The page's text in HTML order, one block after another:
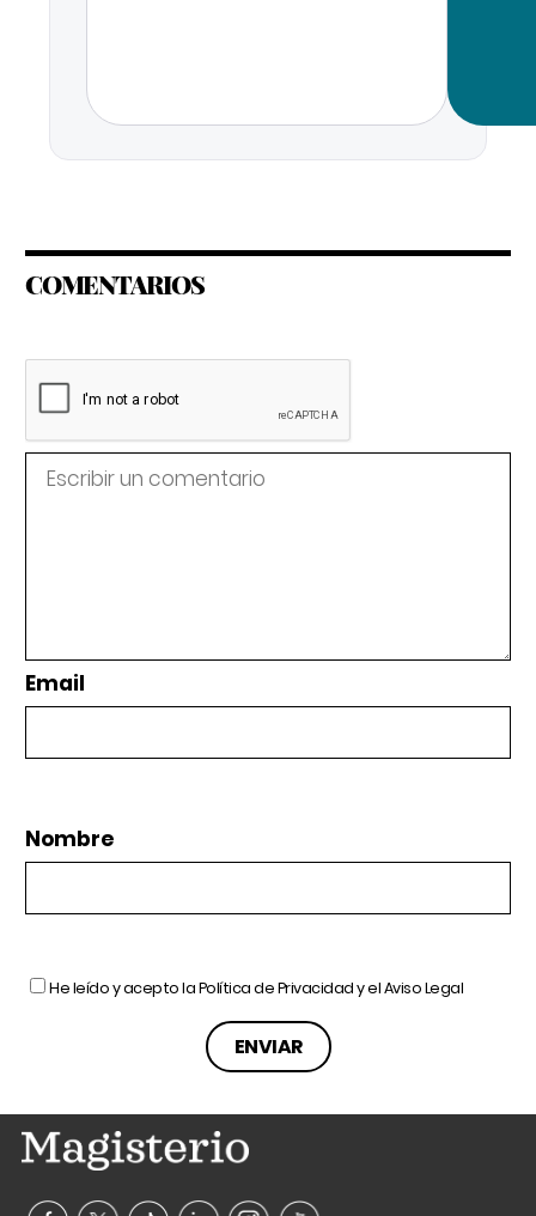
COMENTARIOS
Email
Nombre
He leído y acepto laPolítica de Privacidady elAviso Legal